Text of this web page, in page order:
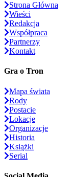
Strona Główna
Wieści
Redakcja
Współpraca
Partnerzy
Kontakt
Gra o Tron
Mapa świata
Rody
Postacie
Lokacje
Organizacje
Historia
Książki
Serial